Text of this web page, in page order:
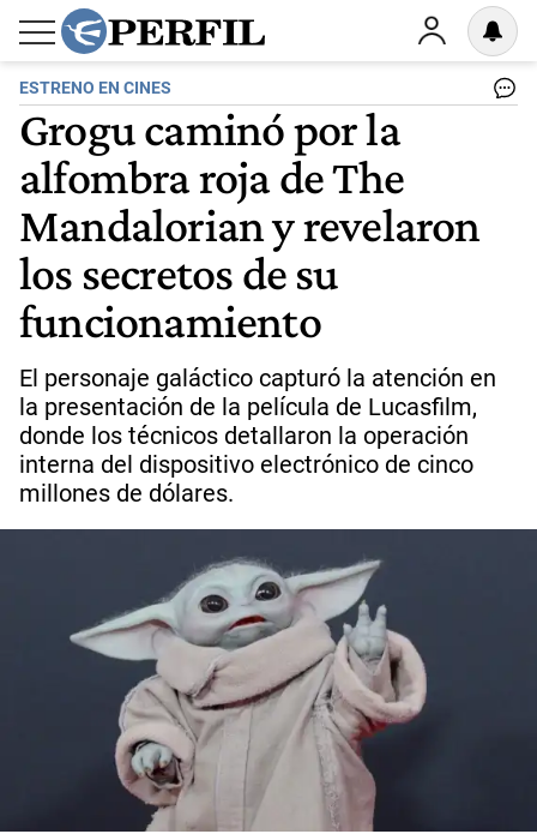
ESTRENO EN CINES
Grogu caminó por la
alfombra roja de The
Mandalorian y revelaron
los secretos de su
funcionamiento
El personaje galáctico capturó la atención en
la presentación de la película de Lucasfilm,
donde los técnicos detallaron la operación
interna del dispositivo electrónico de cinco
millones de dólares.